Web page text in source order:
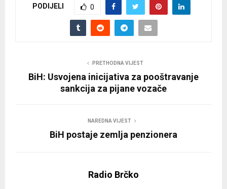
PODIJELI 0
PRETHODNA VIJEST
BiH: Usvojena inicijativa za pooštravanje
sankcija za pijane vozače
NAREDNA VIJEST
BiH postaje zemlja penzionera
Radio Brčko